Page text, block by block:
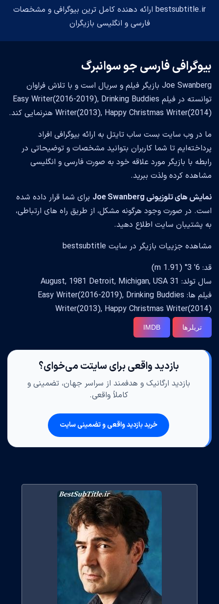
bestsubtitle.ir ارائه دهنده کامل ترین بیوگرافی و مشخصات
فارسی و انگلیسی بازیگران
بیوگرافی فارسی جو سوانبرگ
Joe Swanberg بازیگر فیلم و سریال است و با تلاش فراوان
توانسته در فیلم Easy Writer(2016-2019), Drinking Buddies
Writer(2013), Happy Christmas Writer(2014) هنرنمایی کند.
ما در وب سایت بست ساب تایتل به ارائه بیوگرافی افراد
پرداخته‌ایم تا شما کاربران بتوانید مشخصات و توضیحاتی در
رابطه با بازیگر مورد علاقه خود به صورت فارسی و انگلیسی
مشاهده کرده ولذت ببرید.
نمایش های تلوزیونی Joe Swanberg
برای شما قرار داده شده
است. در صورت وجود هرگونه مشکل، از طریق راه های ارتباطی،
به پشتیبان سایت اطلاع دهید.
مشاهده جزییات بازیگر در سایت bestsubtitle
قد: 6' 3" (1.91 m)
سال تولد: 31 August, 1981 Detroit, Michigan, USA
فیلم ها: Easy Writer(2016-2019), Drinking Buddies
Writer(2013), Happy Christmas Writer(2014)
تریلرها IMDB
بازدید واقعی برای سایتت می‌خوای؟
بازدید ارگانیک و هدفمند از سراسر جهان، تضمینی و
کاملاً واقعی.
خرید بازدید واقعی و تضمینی سایت